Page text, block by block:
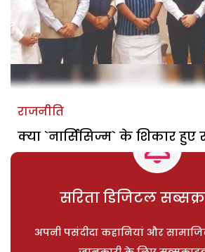
राजनीति
क्या `नार्सिसिज्म` के शिकार हुए
सरिता डिजिटल
अपनी पसंदीदा कहानियां और